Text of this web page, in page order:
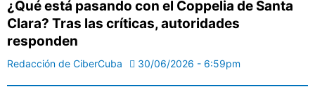
¿Qué está pasando con el Coppelia de Santa
Clara? Tras las críticas, autoridades
responden
Redacción de CiberCuba 30/06/2026 - 6:59pm